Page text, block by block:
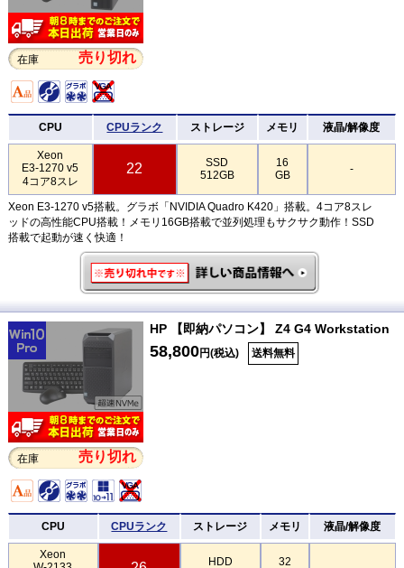
在庫 売り切れ
CPU CPUランク ストレージ メモリ 液晶/解像度
Xeon
E3-1270 v5
4コア8スレ
22
SSD
512GB
16
GB
-
Xeon E3-1270 v5搭載。グラボ「NVIDIA Quadro K420」搭載。4コア8スレ
ッドの高性能CPU搭載！メモリ16GB搭載で並列処理もサクサク動作！SSD
搭載で起動が速く快適！
在庫 売り切れ
HP 【即納パソコン】 Z4 G4 Workstation
58,800円(税込) 送料無料
CPU CPUランク ストレージ メモリ 液晶/解像度
Xeon
HDD
32